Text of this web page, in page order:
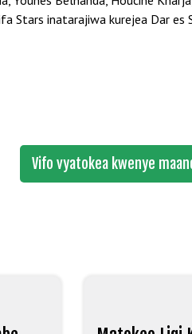
Stars inatarajiwa kurejea Dar es
Vifo vyatokea kwenye